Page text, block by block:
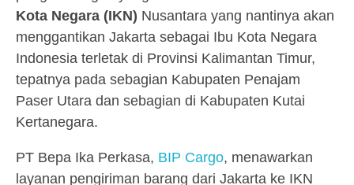
Kota Negara (IKN) Nusantara yang nantinya akan
menggantikan Jakarta sebagai Ibu Kota Negara
Indonesia terletak di Provinsi Kalimantan Timur,
tepatnya pada sebagian Kabupaten Penajam
Paser Utara dan sebagian di Kabupaten Kutai
Kertanegara.
PT Bepa Ika Perkasa, BIP Cargo, menawarkan
layanan pengiriman barang dari Jakarta ke IKN